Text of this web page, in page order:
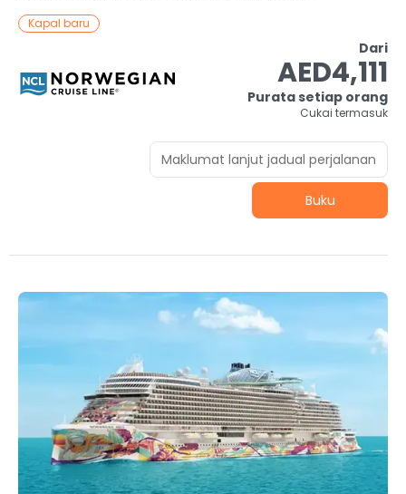
Kapal baru
Dari
AED4,111
Purata setiap orang
Cukai termasuk
Maklumat lanjut jadual perjalanan
Buku